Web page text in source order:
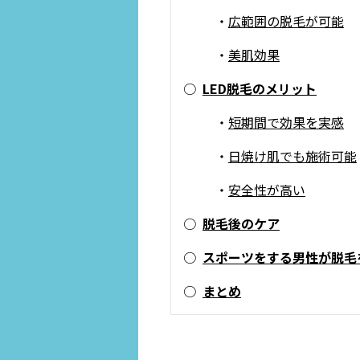
・ 広範囲の脱毛が可能
・ 美肌効果
○ LED脱毛のメリット
・ 短期間で効果を実感
・ 日焼け肌でも施術可能
・ 安全性が高い
○ 脱毛後のケア
○ スポーツをする男性が脱
○ まとめ